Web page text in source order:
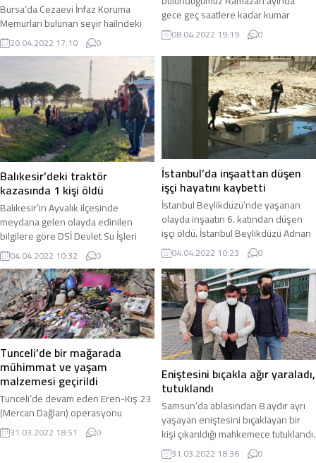
Bursa’da Cezaevi İnfaz Koruma
Memurları bulunan seyir hailndeki
otobüse saldırı gerçekleştirildi.
Bombalı saldırıda otobüs yanarken 1
kişi öldü 4 kişi de yaralandı. Bursa’da
Minareli Çavuş Mahallesi’ndeki E Tipi
Kapalı Cezaevi personeli ve İnfaz
Koruma Memurları bulunan servis
aracı Osmangazi ilçesi Yeni Karaman
mevkisi yakınlarındaki akaryakıt
istasyonuna yakınına döşenen el
yapımı...
20.04.2022 17:10 0
gece geç saatlere kadar kumar
oynandığı ihbarı alan polis ekipleri
adreslere baskın düzenledi.
Bursa’nın merkez Osmangazi
ilçesine bağlı iki mahallede Ulu ve
Bağlarbaşı Mahallesi mevkiinde
bulunan işyerlerinde geç saatlere
kadar kumar oynandığına dair
aldıkları ihbarı değerlendiren Asayiş
Şube Müdürlüğü ekipleri ihbarlarda
belirtilen...
08.04.2022 19:19 0
Balıkesir’deki traktör
kazasında 1 kişi öldü
Balıkesir’in Ayvalık ilçesinde
meydana gelen olayda edinilen
bilgilere göre DSİ Devlet Su İşleri
Drenaj Kanalı’na düşerek traktörün
altında kalan sürücü olay yerinde
hayatını kaybetti. Balıkesir’in Ayvalık
ilçesine bağlı Altınova Mahallesi’nde
çiftçilikle uğraşan Tamer Kalkan isimli
vatandaş Sahli Yolu üzerinde
traktörü ile seyir halindeyken Drenaj
Kanalı’na devrildi. Drenaj Kanalı’na
devrilen traktörün...
04.04.2022 10:32 0
İstanbul’da inşaattan düşen
işçi hayatını kaybetti
İstanbul Beylikdüzü’nde yaşanan
olayda inşaatın 6. katından düşen
işçi öldü. İstanbul Beylikdüzü Adnan
Kahveci Mahallesi Yavuz Sultan Selim
Bulvarı üzerinde bulunan bir site
inşaatında dün saat 13:30
sıralarında meydana gelen olayda
inşaatta çalışan ve ismi
belirlenemeyen bir işçi dengesini
kaybederek inşaatın 6. katından
aşağıya düştü. Olayı fark eden
inşaattaki diğer...
04.04.2022 10:23 0
Tunceli’de bir mağarada
mühimmat ve yaşam
malzemesi geçirildi
Tunceli’de devam eden Eren-Kış 23
(Mercan Dağları) operasyonu
sırasında Ovacık kırsalındaki bir
mağarada bölücü terör örgütü PKK’ya
31.03.2022 18:51 0
Eniştesini bıçakla ağır yaraladı,
tutuklandı
Samsun’da ablasından 8 aydır ayrı
yaşayan eniştesini bıçaklayan bir
kişi çıkarıldığı mahkemece tutuklandı.
Olay, Samsun’un İlkadım ilçesi ...
31.03.2022 18:36 0